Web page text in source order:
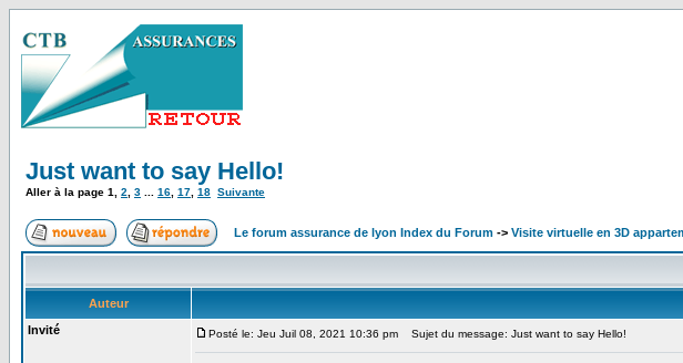
Just want to say Hello!
Aller à la page 1 2 3 16 17 18 Suivante
Le forum assurance de lyon Index du Forum -> Visite virtuelle en 3D
Auteur
Invité
Posté le: Jeu Juil 08, 2021 10:36 pm Sujet du message: Just want to say Hello!